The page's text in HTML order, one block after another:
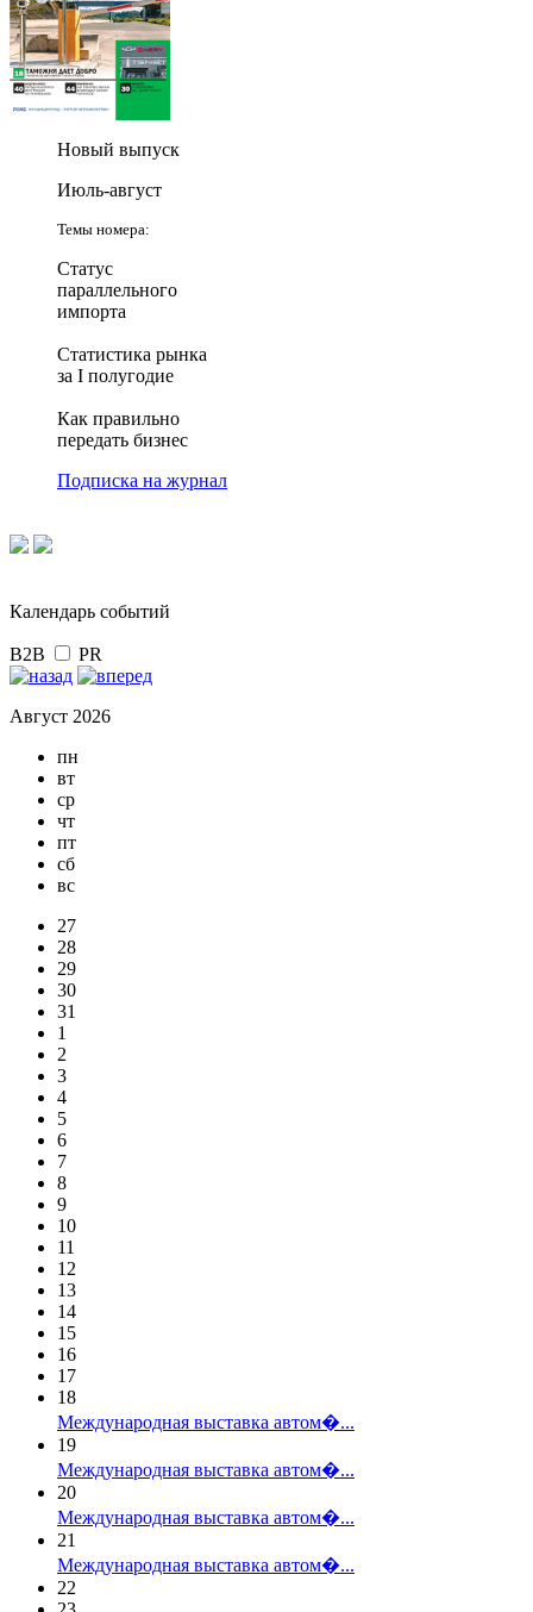
Новый выпуск
Июль-август
Темы номера:
Статус
параллельного
импорта
Статистика рынка
за I полугодие
Как правильно
передать бизнес
Подписка на журнал
Календарь событий
B2B PR
Август 2026
пн
вт
ср
чт
пт
сб
вс
27
28
29
30
31
1
2
3
4
5
6
7
8
9
10
11
12
13
14
15
16
17
18
Международная выставка автом�...
19
Международная выставка автом�...
20
Международная выставка автом�...
21
Международная выставка автом�...
22